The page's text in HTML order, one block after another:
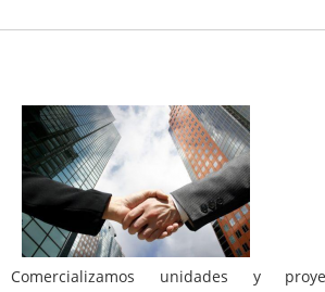
Comercializamos unidades y